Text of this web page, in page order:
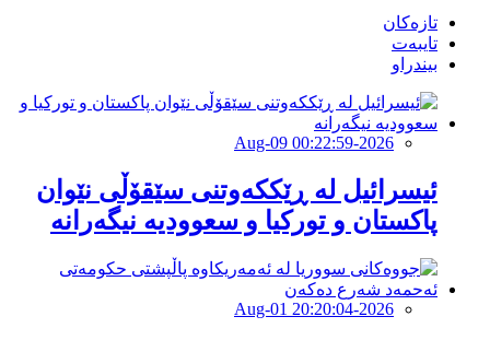
تازەکان
تایبەت
بیندراو
2026-Aug-09 00:22:59
ئیسرائیل لە ڕێككەوتنی سێقۆڵی نێوان
پاكستان و توركیا و سعوودیە نیگەرانە
2026-Aug-01 20:20:04